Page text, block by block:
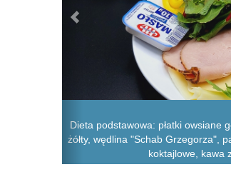
Dieta podstawowa: płatki owsiane
żółty, wędlina "Schab Grzegorza",
koktajlowe, kawa